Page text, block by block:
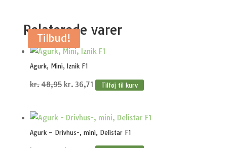
Relaterede varer
Tilbud!
Agurk, Mini, Iznik F1
kr.48,95 Den
var:
kr.48,95.
kr. 36,71Den
er:
kr.36,71.
Tilføj til kurv
Tilbud!
Agurk – Drivhus-, mini, Delistar F1
Tilbud!
Tilbud!
Tilbud!